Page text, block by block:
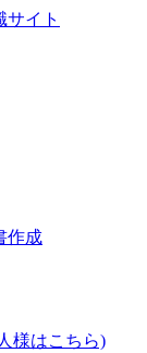
サイト
作成
様はこちら)